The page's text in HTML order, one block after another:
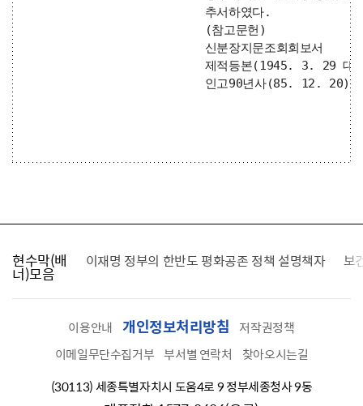
인고90년사(85. 12. 20)
현수막(배
너)모음
찾습니다 이재명 정부의 한반도 평화공존 정책 설명책자 보
이용안내 개인정보처리방침
저작권정책
이메일무단수집거부 부서별 연락처
찾아오시는길
(30113) 세종특별자치시 도움4로 9 정부세종청사 9동